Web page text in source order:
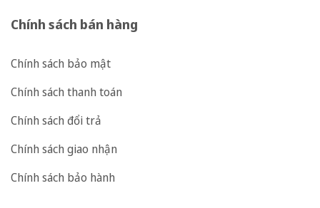
Chính sách bán hàng
Chính sách bảo mật
Chính sách thanh toán
Chính sách đổi trả
Chính sách giao nhận
Chính sách bảo hành